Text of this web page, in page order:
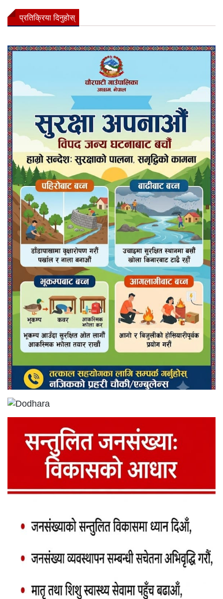
प्रतिक्रिया दिनुहोस्